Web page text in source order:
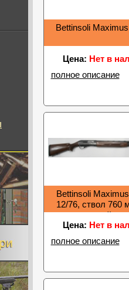
Bettinsoli
Цена: Нет в
полное описание
Bettinsoli
12/76, ствол 760
кейс
Цена: Нет в
полное описание